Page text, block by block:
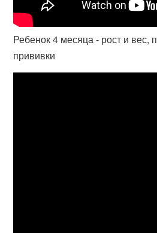
Ребенок 4 месяца - рост и вес,
прививки